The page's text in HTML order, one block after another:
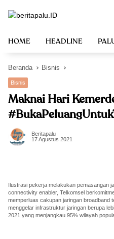
HOME HEADLINE
Beranda Bisnis
Bisnis
Maknai Hari
Beritapalu
17 Agustus 2021
Ilustrasi pekerja melakukan pemasangan
connectivity enabler, Telkomsel
memperluas cakupan jaringan broadband
menggelar infrastruktur jaringan berupa
2021 yang menjangkau 95% wilayah